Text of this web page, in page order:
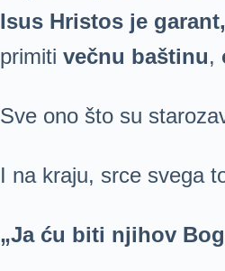
Isus Hristos je
primiti večnu baštinu,
Sve ono što su
I na kraju, srce svega
„Ja ću biti njihov